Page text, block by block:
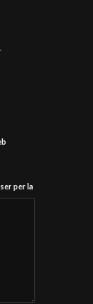
per la